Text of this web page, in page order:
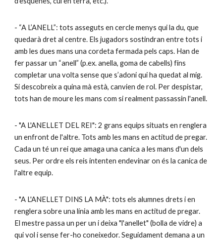
- “A L’ANELL”: tots asseguts en cercle menys qui la du, que
quedarà dret al centre. Els jugadors sostindran entre tots i
amb les dues mans una cordeta fermada pels caps. Han de
fer passar un “anell” (p.ex. anella, goma de cabells) fins
completar una volta sense que s’adoni qui ha quedat al mig.
Si descobreix a quina mà està, canvien de rol. Per despistar,
tots han de moure les mans com si realment passassin l'anell.
- "A L'ANELLET DEL REI": 2 grans equips situats en renglera
un enfront de l'altre. Tots amb les mans en actitud de pregar.
Cada un té un rei que amaga una canica a les mans d'un dels
seus. Per ordre els reis intenten endevinar on és la canica de
l'altre equip.
- "A L'ANELLET DINS LA MÀ": tots els alumnes drets i en
renglera sobre una línia amb les mans en actitud de pregar.
El mestre passa un per un i deixa "l'anellet" (bolla de vidre) a
qui vol i sense fer-ho coneixedor. Seguidament demana a un